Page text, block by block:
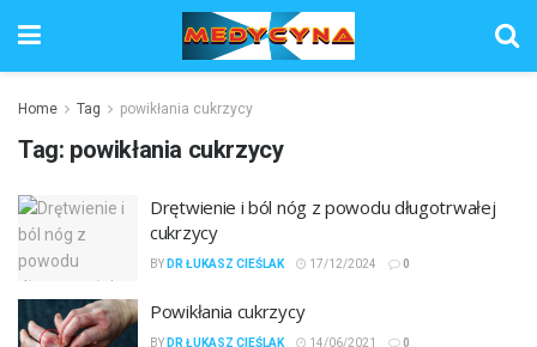
Home Tag powikłania cukrzycy
Tag: powikłania cukrzycy
Drętwienie i ból nóg z powodu długotrwałej
cukrzycy
BY DR ŁUKASZ CIEŚLAK 17/12/2024 0
Powikłania cukrzycy
BY DR ŁUKASZ CIEŚLAK 14/06/2021 0